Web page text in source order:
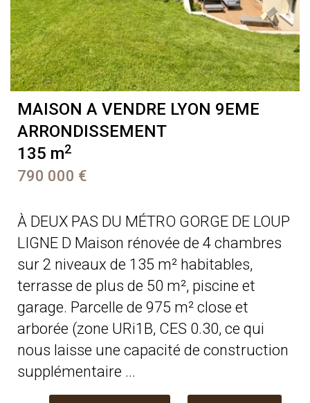
MAISON A VENDRE LYON 9EME
ARRONDISSEMENT
135 m2
790 000 €
À DEUX PAS DU MÉTRO GORGE DE LOUP
LIGNE D Maison rénovée de 4 chambres
sur 2 niveaux de 135 m² habitables,
terrasse de plus de 50 m², piscine et
garage. Parcelle de 975 m² close et
arborée (zone URi1B, CES 0.30, ce qui
nous laisse une capacité de construction
supplémentaire ...